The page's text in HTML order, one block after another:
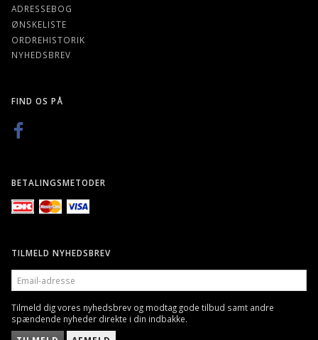
ADRESSEBOG
ØNSKELISTE
ORDREHISTORIK
NYHEDSBREV
FIND OS PÅ
BETALINGSMETODER
TILMELD NYHEDSBREV
EMAIL-
ADRESSE
Tilmeld dig vores nyhedsbrev og modtag gode tilbud samt andre
spændende nyheder direkte i din indbakke.